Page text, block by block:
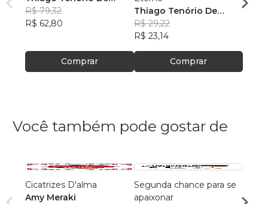
Oliveira
R$ 79,32
R$ 62,80
Comprar
Thiago Tenório De
Oliveira
R$ 29,22
R$ 23,14
Comprar
R$
Você também pode gostar de
Cicatrizes D'alma
Amy Meraki
Segunda chance para se
apaixonar